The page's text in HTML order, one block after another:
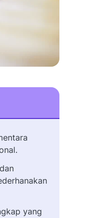
yang